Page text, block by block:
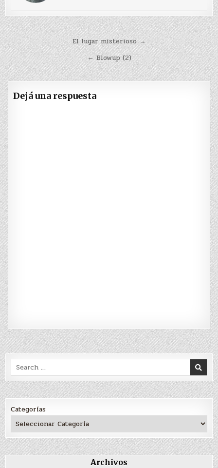
Navegación
de
entradas
El lugar misterioso →
← Blowup (2)
Dejá una respuesta
Search
for:
Categorías
Archivos